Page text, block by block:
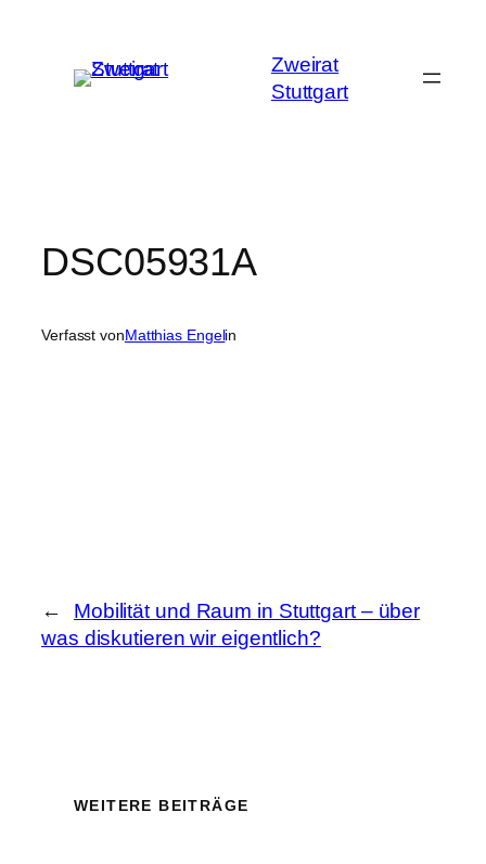
springen
Zweirat
Stuttgart
DSC05931A
Verfasst vonMatthias Engelin
←
Mobilität und Raum in Stuttgart – über
was diskutieren wir eigentlich?
WEITERE BEITRÄGE